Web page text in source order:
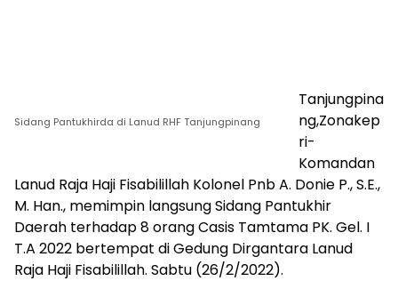
Sidang Pantukhirda di Lanud RHF Tanjungpinang
Tanjungpina
ng,Zonakep
ri-
Komandan
Lanud Raja Haji Fisabilillah Kolonel Pnb A. Donie P., S.E.,
M. Han., memimpin langsung Sidang Pantukhir
Daerah terhadap 8 orang Casis Tamtama PK. Gel. I
T.A 2022 bertempat di Gedung Dirgantara Lanud
Raja Haji Fisabilillah. Sabtu (26/2/2022).